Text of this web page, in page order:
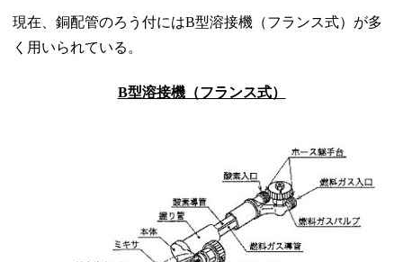
現在、銅配管のろう付にはB型溶接機（フランス式）が多
く用いられている。
B型溶接機（フランス式）